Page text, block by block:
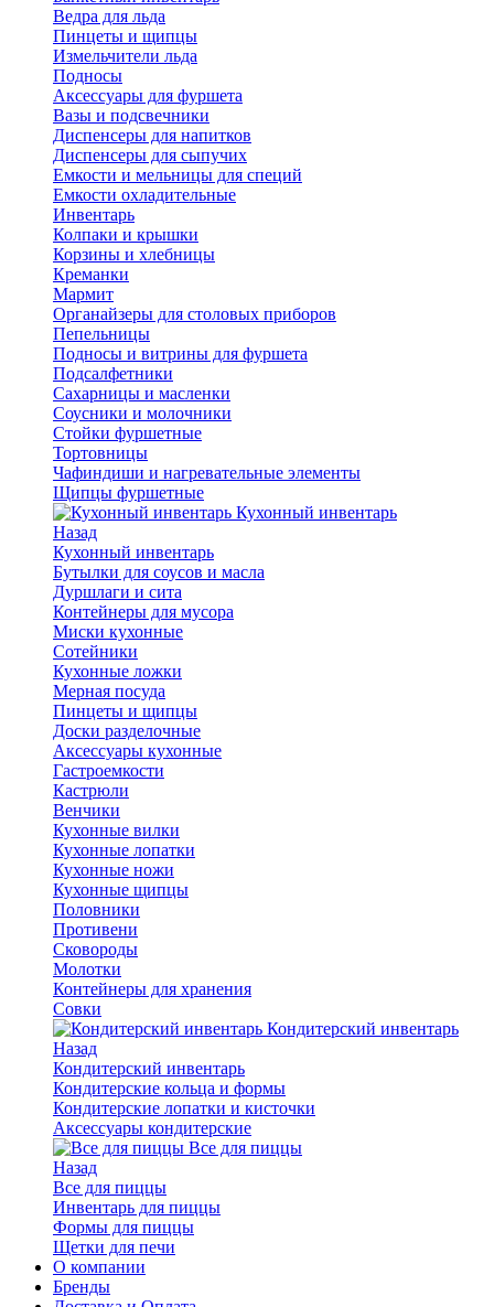
Ведра для льда
Пинцеты и щипцы
Измельчители льда
Подносы
Аксессуары для фуршета
Вазы и подсвечники
Диспенсеры для напитков
Диспенсеры для сыпучих
Емкости и мельницы для специй
Емкости охладительные
Инвентарь
Колпаки и крышки
Корзины и хлебницы
Креманки
Мармит
Органайзеры для столовых приборов
Пепельницы
Подносы и витрины для фуршета
Подсалфетники
Сахарницы и масленки
Соусники и молочники
Стойки фуршетные
Тортовницы
Чафиндиши и нагревательные элементы
Щипцы фуршетные
Кухонный инвентарь
Назад
Кухонный инвентарь
Бутылки для соусов и масла
Дуршлаги и сита
Контейнеры для мусора
Миски кухонные
Сотейники
Кухонные ложки
Мерная посуда
Пинцеты и щипцы
Доски разделочные
Аксессуары кухонные
Гастроемкости
Кастрюли
Венчики
Кухонные вилки
Кухонные лопатки
Кухонные ножи
Кухонные щипцы
Половники
Противени
Сковороды
Молотки
Контейнеры для хранения
Совки
Кондитерский инвентарь
Назад
Кондитерский инвентарь
Кондитерские кольца и формы
Кондитерские лопатки и кисточки
Аксессуары кондитерские
Все для пиццы
Назад
Все для пиццы
Инвентарь для пиццы
Формы для пиццы
Щетки для печи
О компании
Бренды